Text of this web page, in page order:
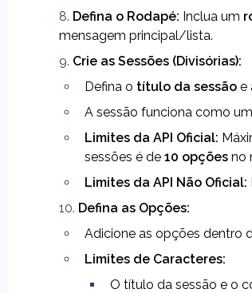
Defina o Rodapé: Inclua um
mensagem principal/lista.
Crie as Sessões (Divisórias):
Defina o título da sessão e
A sessão funciona como
Limites da API Oficial:
sessões é de 10 opções no
Limites da API Não Oficial:
Defina as Opções:
Adicione as opções dentro
Limites de Caracteres:
O título da sessão e o